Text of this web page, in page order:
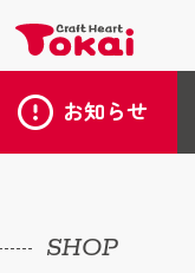
お知らせ
SHOP